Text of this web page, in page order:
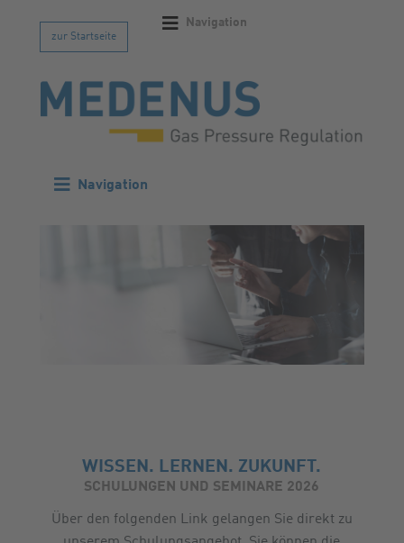
zur Startseite
Navigation
Navigation
WISSEN. LERNEN. ZUKUNFT.
SCHULUNGEN UND SEMINARE 2026
Über den folgenden Link gelangen Sie direkt zu